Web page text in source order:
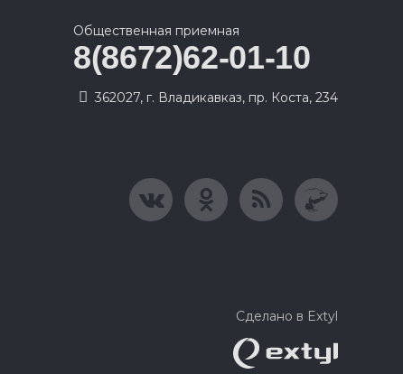
Общественная приемная
8(8672)62-01-10
362027, г. Владикавказ, пр. Коста, 234
Сделано в Extyl